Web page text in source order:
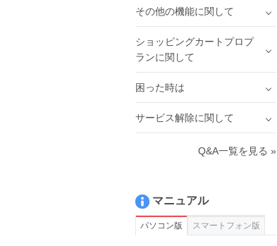
その他の機能に関して
ショッピングカートプロプ
ランに関して
困った時は
サービス解除に関して
Q&A一覧を見る »
マニュアル
パソコン版 スマートフォン版